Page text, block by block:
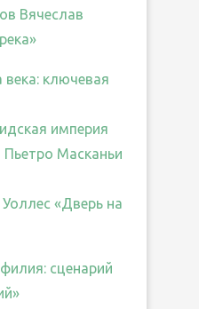
Вячеслав
века: ключевая
империя
Пьетро Масканьи
«Дверь на
сценарий